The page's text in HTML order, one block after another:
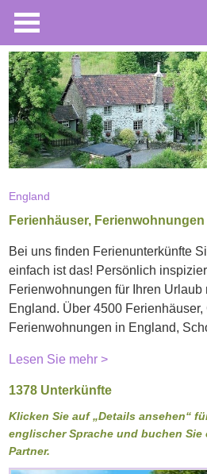
England
Ferienhäuser,
Bei uns finden Ferienunterkünfte
einfach ist das! Persönlich
Ferienwohnungen für Ihren
England. Über 4500 Ferienhäuser,
Ferienwohnungen in England,
Lesen Sie mehr >
1378 Unterkünfte
Klicken Sie auf „Details ansehen“
englischer Sprache und buchen Sie
Partner.